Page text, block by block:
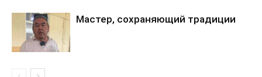
Мастер, сохраняющий традиции